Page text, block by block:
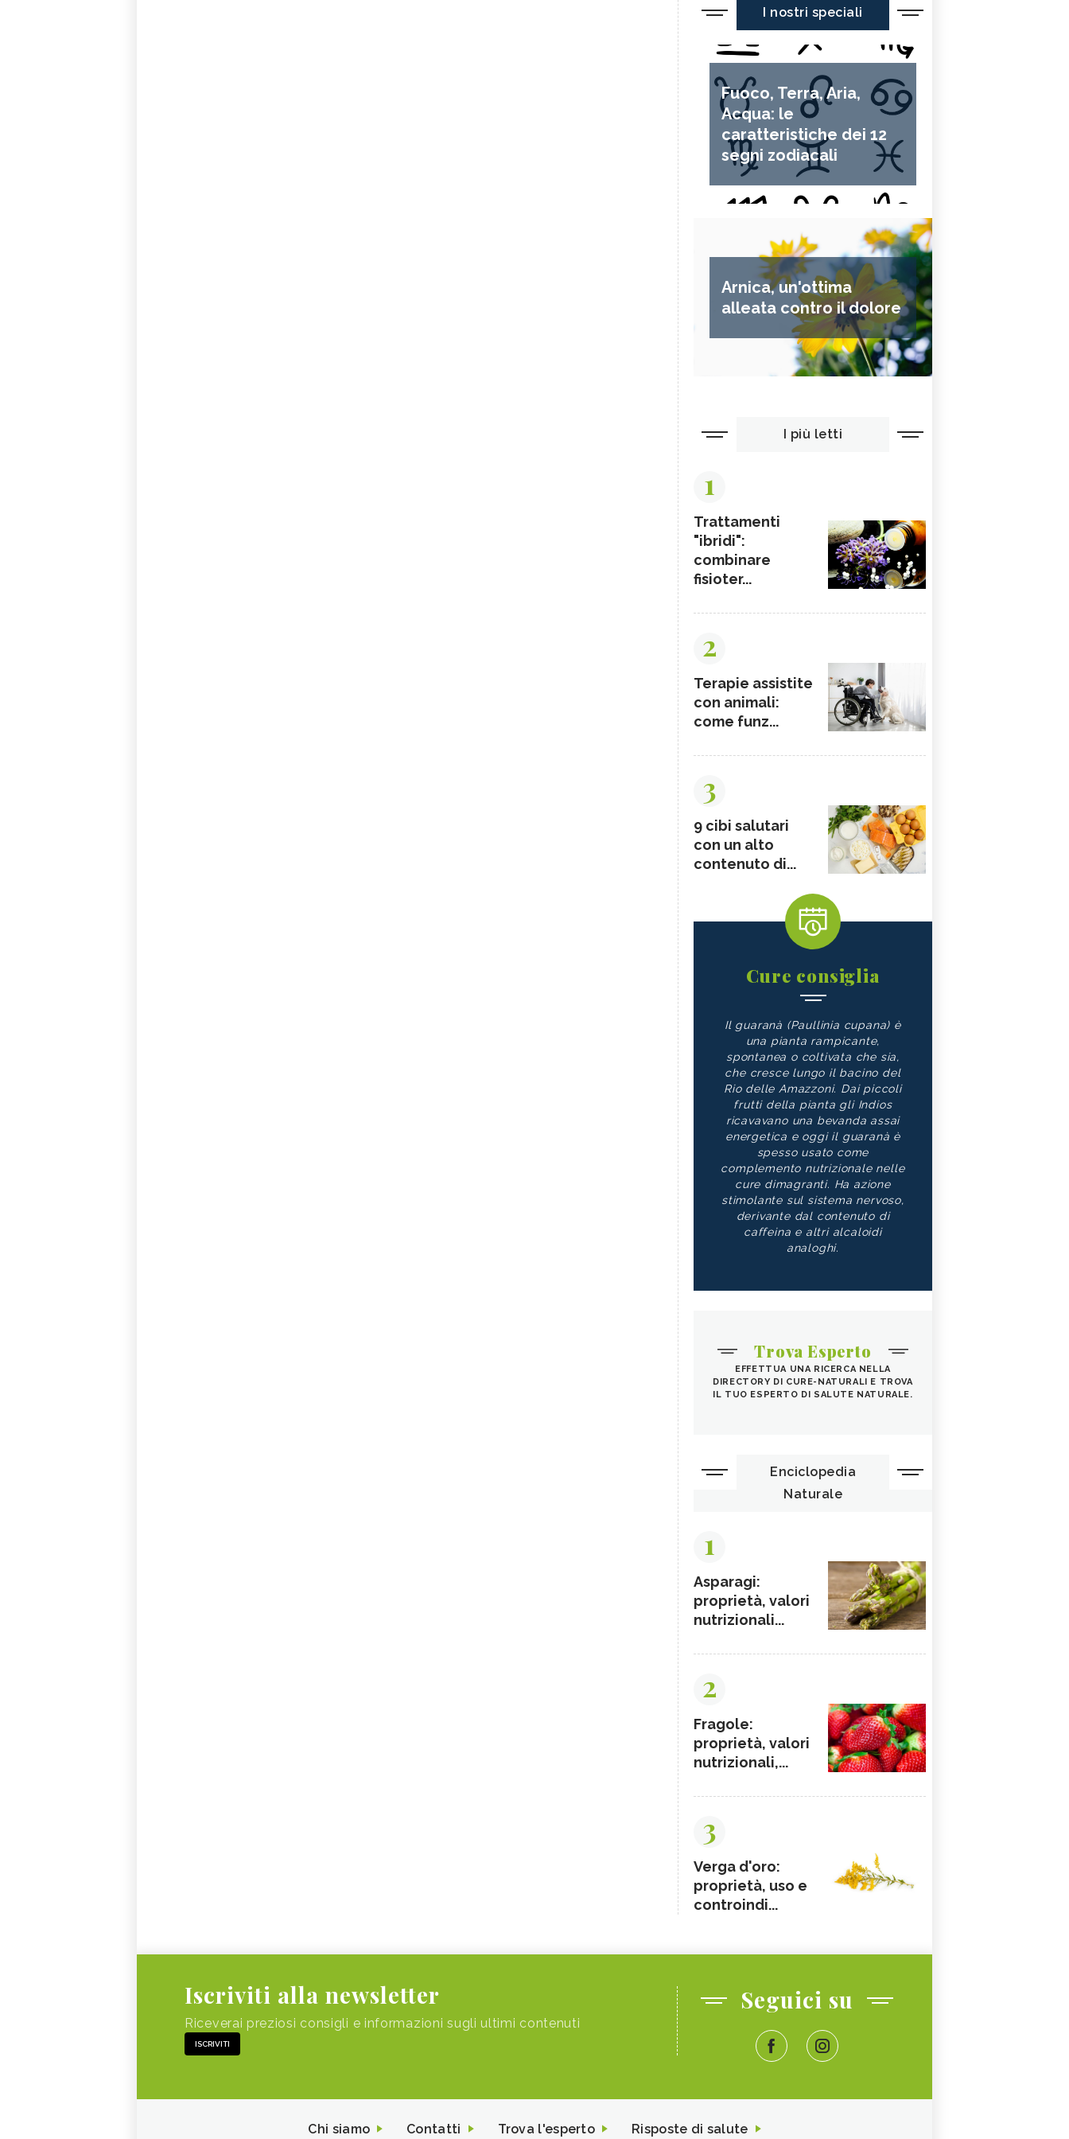
I nostri speciali
Fuoco, Terra, Aria,
Acqua: le
caratteristiche dei 12
segni zodiacali
Arnica, un'ottima
alleata contro il dolore
I più letti
1
Trattamenti
"ibridi":
combinare
fisioter...
2
Terapie assistite
con animali:
come funz...
3
9 cibi salutari
con un alto
contenuto di...
Cure consiglia
Il guaranà (Paullinia cupana) è
una pianta rampicante,
spontanea o coltivata che sia,
che cresce lungo il bacino del
Rio delle Amazzoni. Dai piccoli
frutti della pianta gli Indios
ricavavano una bevanda assai
energetica e oggi il guaranà è
spesso usato come
complemento nutrizionale nelle
cure dimagranti. Ha azione
stimolante sul sistema nervoso,
derivante dal contenuto di
caffeina e altri alcaloidi
analoghi.
Trova Esperto
EFFETTUA UNA RICERCA NELLA
DIRECTORY DI CURE-NATURALI E TROVA
IL TUO ESPERTO DI SALUTE NATURALE.
Enciclopedia
Naturale
1
Asparagi:
proprietà, valori
nutrizionali...
2
Fragole:
proprietà, valori
nutrizionali,...
3
Verga d'oro:
proprietà, uso e
controindi...
Iscriviti alla newsletter
Riceverai preziosi consigli e informazioni sugli ultimi contenuti
ISCRIVITI
Seguici su
Chi siamo Contatti Trova l'esperto Risposte di salute